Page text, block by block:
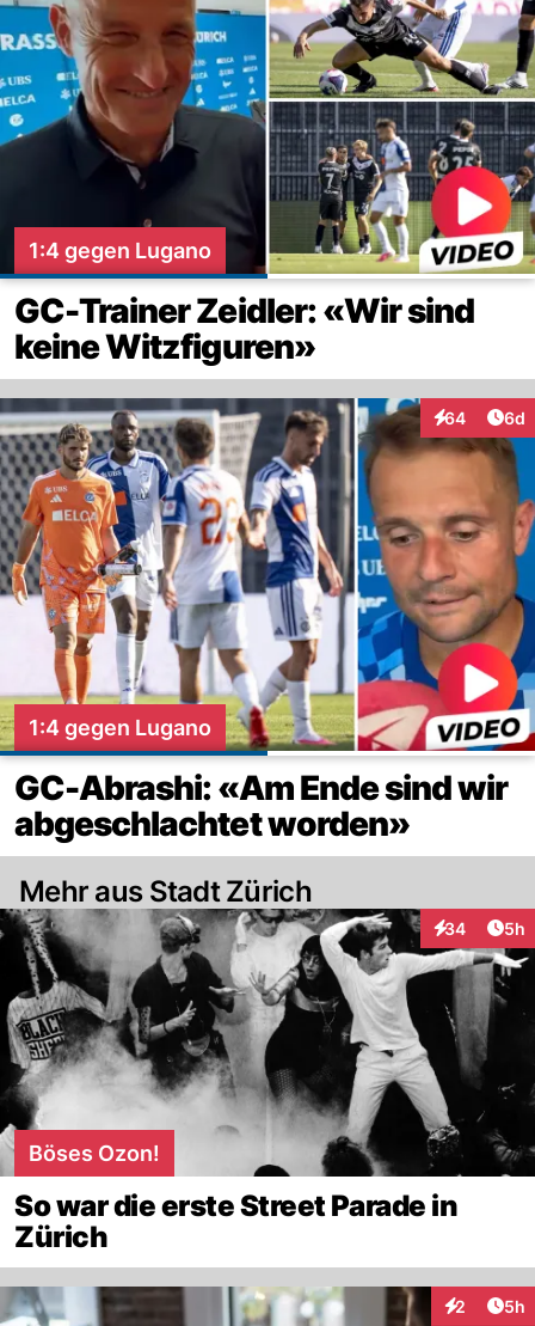
1:4 gegen Lugano
GC-Trainer Zeidler: «Wir sind
keine Witzfiguren»
64
Interaktionen
6d
1:4 gegen Lugano
GC-Abrashi: «Am Ende sind wir
abgeschlachtet worden»
Mehr aus Stadt Zürich
34
Interaktionen
5h
Böses Ozon!
So war die erste Street Parade in
Zürich
2 5h